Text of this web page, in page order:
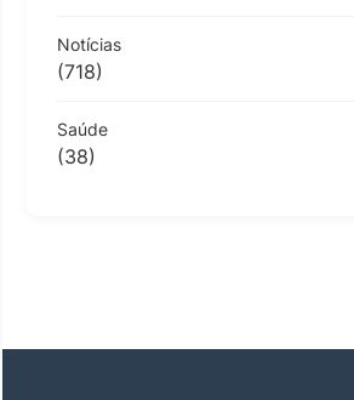
Notícias
(718)
Saúde
(38)